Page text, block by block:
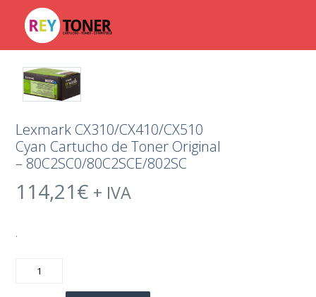
Lexmark CX310/CX410/CX510
Cyan Cartucho de Toner Original
– 80C2SC0/80C2SCE/802SC
114,21€ + IVA
.
CX310/CX410/CX510